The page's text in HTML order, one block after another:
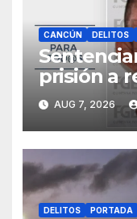
CANCÚN DELITOS
prisión a
matar a
Cancún
AUG 7, 2026
DELITOS PORTADA